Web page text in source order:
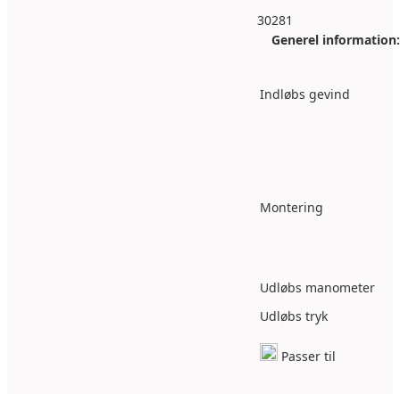
30281
Generel information:
Indløbs gevind
Montering
Udløbs manometer
Udløbs tryk
Passer til